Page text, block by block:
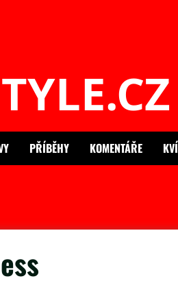
PŘÍBĚHY KOMENTÁŘE